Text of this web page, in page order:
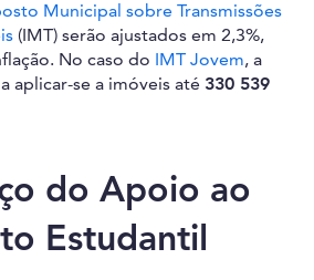
Municipal sobre Transmissões
(IMT) serão ajustados em 2,3%,
No caso do IMT Jovem, a
aplicar-se a imóveis até 330 539
do Apoio ao
Estudantil